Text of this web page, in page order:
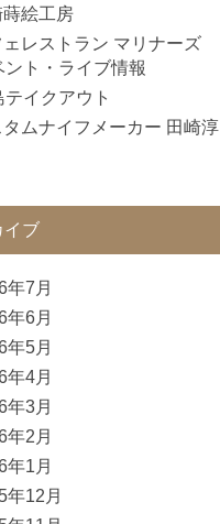
蒔絵工房
ェレストラン マリナーズ
ント・ライブ情報
テイクアウト
タムナイフメーカー 田崎淳
イブ
年7月
年6月
年5月
年4月
年3月
年2月
年1月
年12月